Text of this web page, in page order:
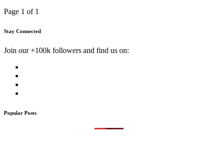
Page 1 of 1
Stay Connected
Join our +100k followers and find us on:
Popular Posts